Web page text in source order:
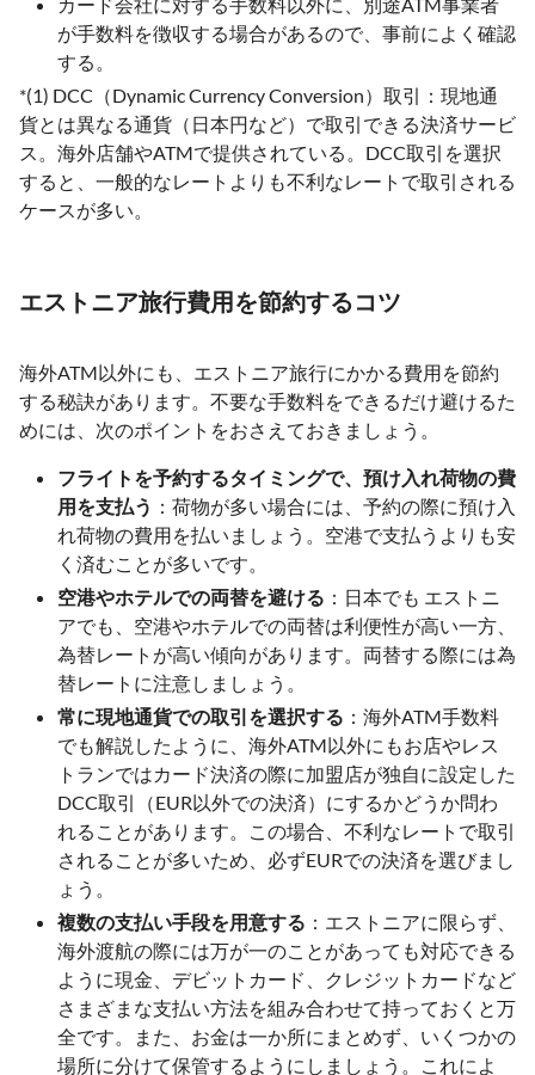
が手数料を徴収する場合があるので、事前によく確認
する。
*(1) DCC（Dynamic Currency Conversion）取引：現地通
貨とは異なる通貨（日本円など）で取引できる決済サービ
ス。海外店舗やATMで提供されている。DCC取引を選択
すると、一般的なレートよりも不利なレートで取引される
ケースが多い。
エストニア旅行費用を節約するコツ
海外ATM以外にも、エストニア旅行にかかる費用を節約
する秘訣があります。不要な手数料をできるだけ避けるた
めには、次のポイントをおさえておきましょう。
フライトを予約するタイミングで、預け入れ荷物の費
用を支払う ：荷物が多い場合には、予約の際に預け入
れ荷物の費用を払いましょう。空港で支払うよりも安
く済むことが多いです。
空港やホテルでの両替を避ける ：日本でも エストニ
アでも、空港やホテルでの両替は利便性が高い一方、
為替レートが高い傾向があります。両替する際には為
替レートに注意しましょう。
常に現地通貨での取引を選択する ：海外ATM手数料
でも解説したように、海外ATM以外にもお店やレス
トランではカード決済の際に加盟店が独自に設定した
DCC取引（EUR以外での決済）にするかどうか問わ
れることがあります。この場合、不利なレートで取引
されることが多いため、必ずEURでの決済を選びまし
ょう。
複数の支払い手段を用意する ：エストニアに限らず、
海外渡航の際には万が一のことがあっても対応できる
ように現金、デビットカード、クレジットカードなど
さまざまな支払い方法を組み合わせて持っておくと万
全です。また、お金は一か所にまとめず、いくつかの
場所に分けて保管するようにしましょう。これによ